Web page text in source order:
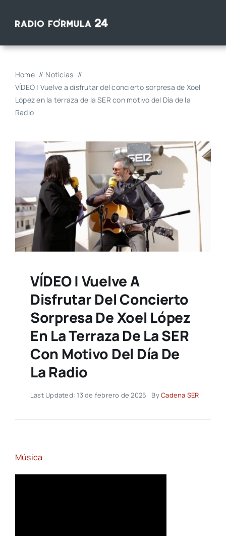
Home
Noticias
VÍDEO | Vuelve a disfrutar del concierto sorpresa de Xoel
López en la terraza de la SER con motivo del Día de la
Radio
VÍDEO | Vuelve A
Disfrutar Del Concierto
Sorpresa De Xoel López
En La Terraza De La SER
Con Motivo Del Día De
La Radio
Last Updated: 13 de febrero de 2025 ByCadena SER
Música